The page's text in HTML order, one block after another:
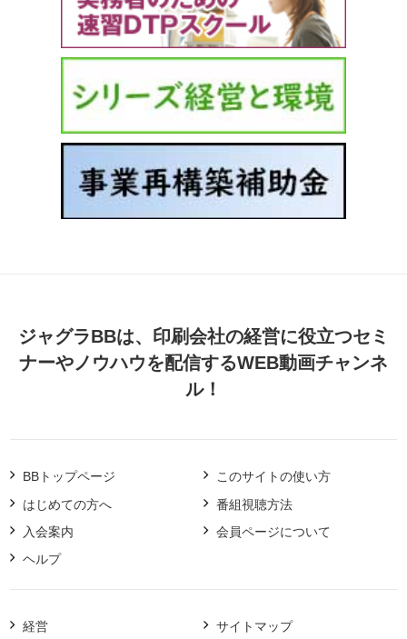
ジャグラBBは、印刷会社の経営に役立つセミ
ナーやノウハウを配信するWEB動画チャンネ
ル！
BBトップページ
はじめての方へ
入会案内
ヘルプ
このサイトの使い方
番組視聴方法
会員ページについて
経営 サイトマップ